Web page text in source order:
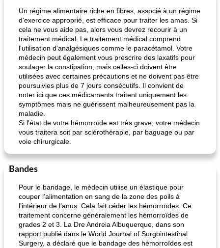
Un régime alimentaire riche en fibres, associé à un régime
d'exercice approprié, est efficace pour traiter les amas. Si
cela ne vous aide pas, alors vous devrez recourir à un
traitement médical. Le traitement médical comprend
l'utilisation d'analgésiques comme le paracétamol. Votre
médecin peut également vous prescrire des laxatifs pour
soulager la constipation, mais celles-ci doivent être
utilisées avec certaines précautions et ne doivent pas être
poursuivies plus de 7 jours consécutifs. Il convient de
noter ici que ces médicaments traitent uniquement les
symptômes mais ne guérissent malheureusement pas la
maladie.
Si l'état de votre hémorroïde est très grave, votre médecin
vous traitera soit par sclérothérapie, par baguage ou par
voie chirurgicale.
Bandes
Pour le bandage, le médecin utilise un élastique pour
couper l’alimentation en sang de la zone des poils à
l’intérieur de l’anus. Cela fait céder les hémorroïdes. Ce
traitement concerne généralement les hémorroïdes de
grades 2 et 3. La Dre Andreia Albuquerque, dans son
rapport publié dans le World Journal of Surgointestinal
Surgery, a déclaré que le bandage des hémorroïdes est